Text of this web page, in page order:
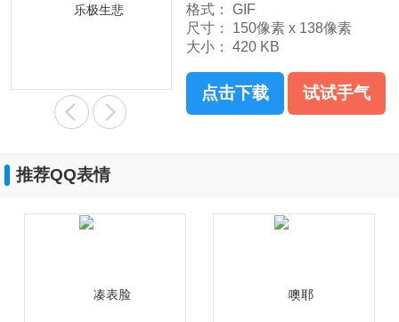
格式：
GIF
尺寸：
150像素 x 138像素
大小：
420 KB
点击下载 试试手气
推荐QQ表情